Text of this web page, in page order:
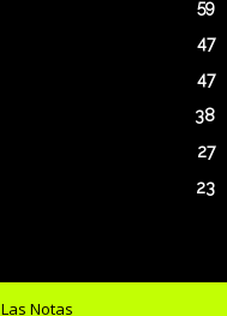
59
47
47
38
27
23
Las Notas